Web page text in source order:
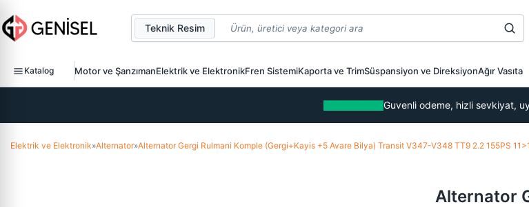
Teknik Resim
Katalog Motor ve ŞanzımanElektrik ve ElektronikFren SistemiKaporta ve TrimSüspansiyon ve DireksiyonAğır Vasıta
Guvenli odeme, hizli sevkiyat,
Elektrik ve Elektronik»Alternator»Alternator Gergi Rulmani Komple (Gergi+Kayis +5 Avare Bilya) Transit V347-V348 TT9 2.2 155PS
Alternator